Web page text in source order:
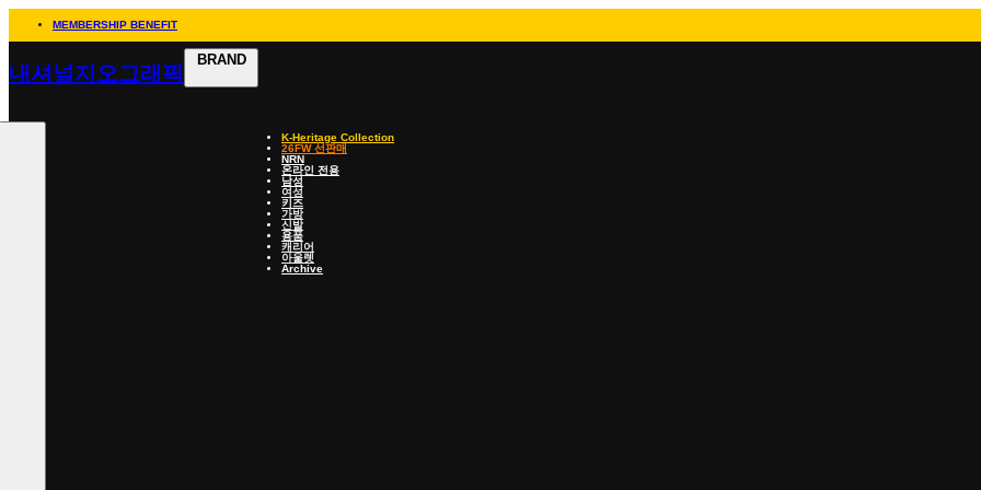
MEMBERSHIP BENEFIT
내셔널지오그래픽
BRAND
K-Heritage Collection
26FW 선판매
NRN
온라인 전용
남성
여성
키즈
가방
신발
용품
캐리어
아울렛
Archive